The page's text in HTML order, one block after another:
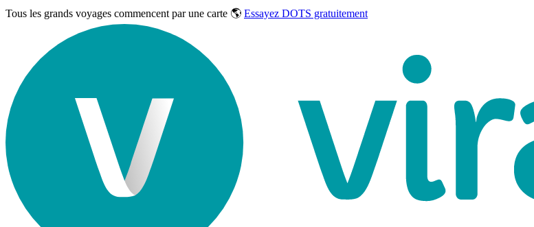
Tous les grands voyages commencent par une carte 🌎 Essayez DOTS gratuitement